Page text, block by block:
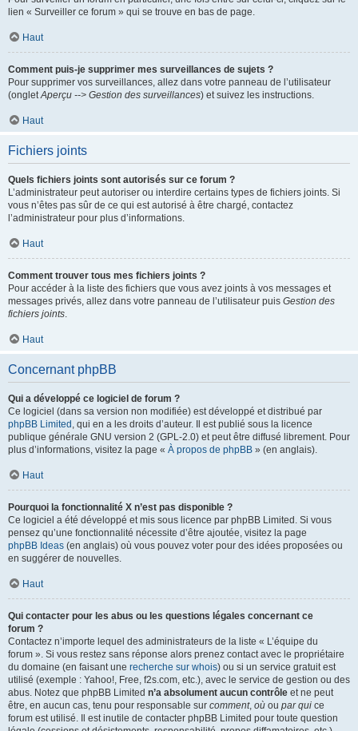
lien « Surveiller ce forum » qui se trouve en bas de page.
Haut
Comment puis-je supprimer mes surveillances de sujets ?
Pour supprimer vos surveillances, allez dans votre panneau de l’utilisateur
(ongletAperçu --> Gestion des surveillances) et suivez les instructions.
Haut
Fichiers joints
Quels fichiers joints sont autorisés sur ce forum ?
L’administrateur peut autoriser ou interdire certains types de fichiers joints. Si
vous n’êtes pas sûr de ce qui est autorisé à être chargé, contactez
l’administrateur pour plus d’informations.
Haut
Comment trouver tous mes fichiers joints ?
Pour accéder à la liste des fichiers que vous avez joints à vos messages et
messages privés, allez dans votre panneau de l’utilisateur puis Gestion des
fichiers joints.
Haut
Concernant phpBB
Qui a développé ce logiciel de forum ?
Ce logiciel (dans sa version non modifiée) est développé et distribué par
phpBB Limited , qui en a les droits d’auteur. Il est publié sous la licence
publique générale GNU version 2 (GPL-2.0) et peut être diffusé librement. Pour
plus d’informations, visitez la page « À propos de phpBB » (en anglais).
Haut
Pourquoi la fonctionnalité X n’est pas disponible ?
Ce logiciel a été développé et mis sous licence par phpBB Limited. Si vous
pensez qu’une fonctionnalité nécessite d’être ajoutée, visitez la page
phpBB Ideas (en anglais) où vous pouvez voter pour des idées proposées ou
en suggérer de nouvelles.
Haut
Qui contacter pour les abus ou les questions légales concernant ce
forum ?
Contactez n’importe lequel des administrateurs de la liste « L’équipe du
forum ». Si vous restez sans réponse alors prenez contact avec le propriétaire
du domaine (en faisant une recherche sur whois) ou si un service gratuit est
utilisé (exemple : Yahoo!, Free, f2s.com, etc.), avec le service de gestion ou des
abus. Notez que phpBB Limited n’a absolument aucun contrôle et ne peut
être, en aucun cas, tenu pour responsable sur comment, où ou par qui ce
forum est utilisé. Il est inutile de contacter phpBB Limited pour toute question